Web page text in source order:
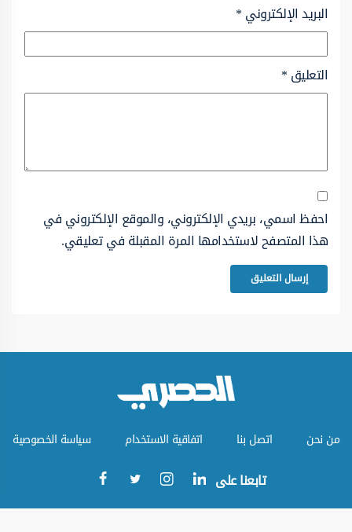
البريد الإلكتروني*
التعليق*
احفظ اسمي، بريدي الإلكتروني، والموقع الإلكتروني في
هذا المتصفح لاستخدامها المرة المقبلة في تعليقي.
من نحن اتصل بنا اتفاقية الاستخدام سياسة الخصوصية
تابعنا على